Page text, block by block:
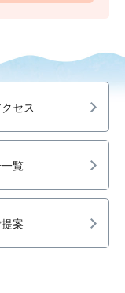
セス
覧
案